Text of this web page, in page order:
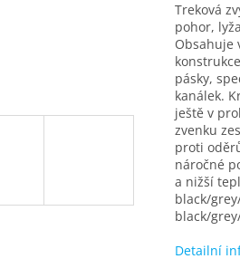
Treková
pohor,
Obsahuje
pásky,
kanálek.
ještě v
zvenku
proti
náročné
a nižší
black/
black/
Detailní